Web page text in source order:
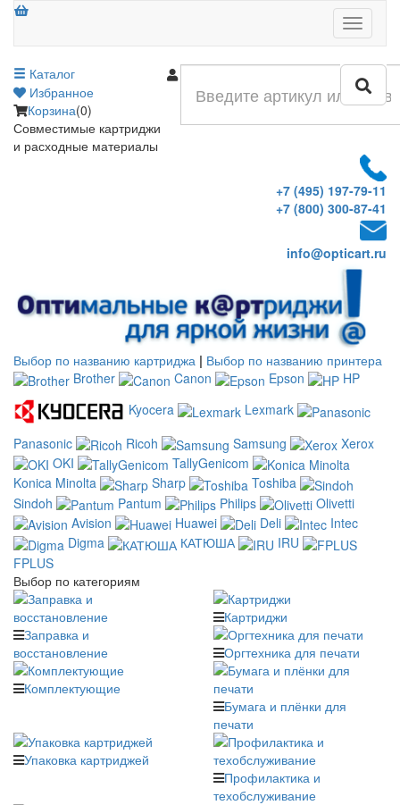
Меню
Каталог
Избранное
Корзина(0)
Совместимые картриджи
и расходные материалы
+7 (495) 197-79-11
+7 (800) 300-87-41
info@opticart.ru
Выбор по названию картриджа | Выбор по названию принтера
Brother
Canon Epson
HP
Kyocera
Lexmark
Panasonic
Ricoh Samsung
Xerox
OKI
TallyGenicom
Konica Minolta
Sharp
Toshiba
Sindoh
Pantum Philips
Olivetti
Avision
Huawei Deli
Intec
Digma
КАТЮША
IRU
FPLUS
Выбор по категориям
Заправка и
восстановление
Картриджи
Оргтехника для печати
Комплектующие
Бумага и плёнки для
печати
Упаковка картриджей
Профилактика и
техобслуживание